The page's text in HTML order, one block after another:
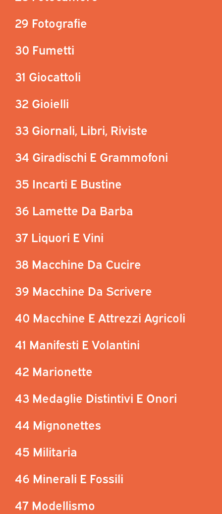
29 Fotografie
30 Fumetti
31 Giocattoli
32 Gioielli
33 Giornali, Libri, Riviste
34 Giradischi E Grammofoni
35 Incarti E Bustine
36 Lamette Da Barba
37 Liquori E Vini
38 Macchine Da Cucire
39 Macchine Da Scrivere
40 Macchine E Attrezzi Agricoli
41 Manifesti E Volantini
42 Marionette
43 Medaglie Distintivi E Onori
44 Mignonettes
45 Militaria
46 Minerali E Fossili
47 Modellismo